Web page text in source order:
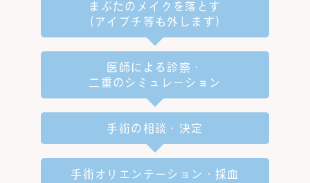
まぶたのメイクを落とす
（アイプチ等も外します）
医師による診察・
二重のシミュレーション
手術の相談・決定
手術オリエンテーション・採血